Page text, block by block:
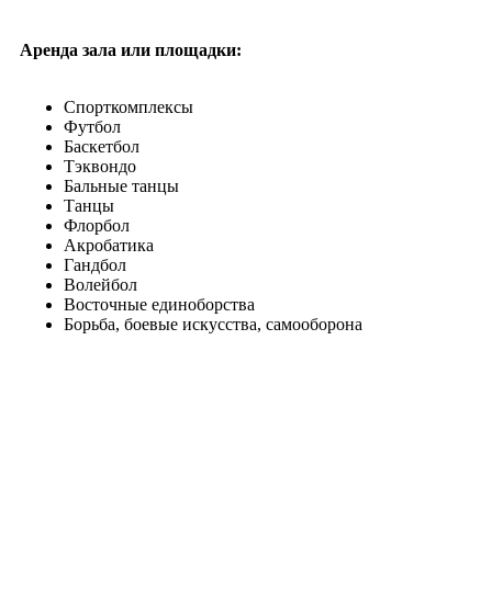
Аренда зала или площадки:
Спорткомплексы
Футбол
Баскетбол
Тэквондо
Бальные танцы
Танцы
Флорбол
Акробатика
Гандбол
Волейбол
Восточные единоборства
Борьба, боевые искусства, самооборона